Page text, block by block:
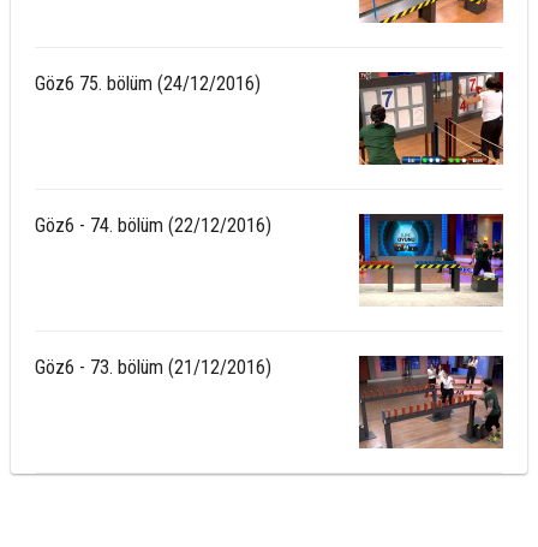
Göz6 75. bölüm (24/12/2016)
Göz6 - 74. bölüm (22/12/2016)
Göz6 - 73. bölüm (21/12/2016)